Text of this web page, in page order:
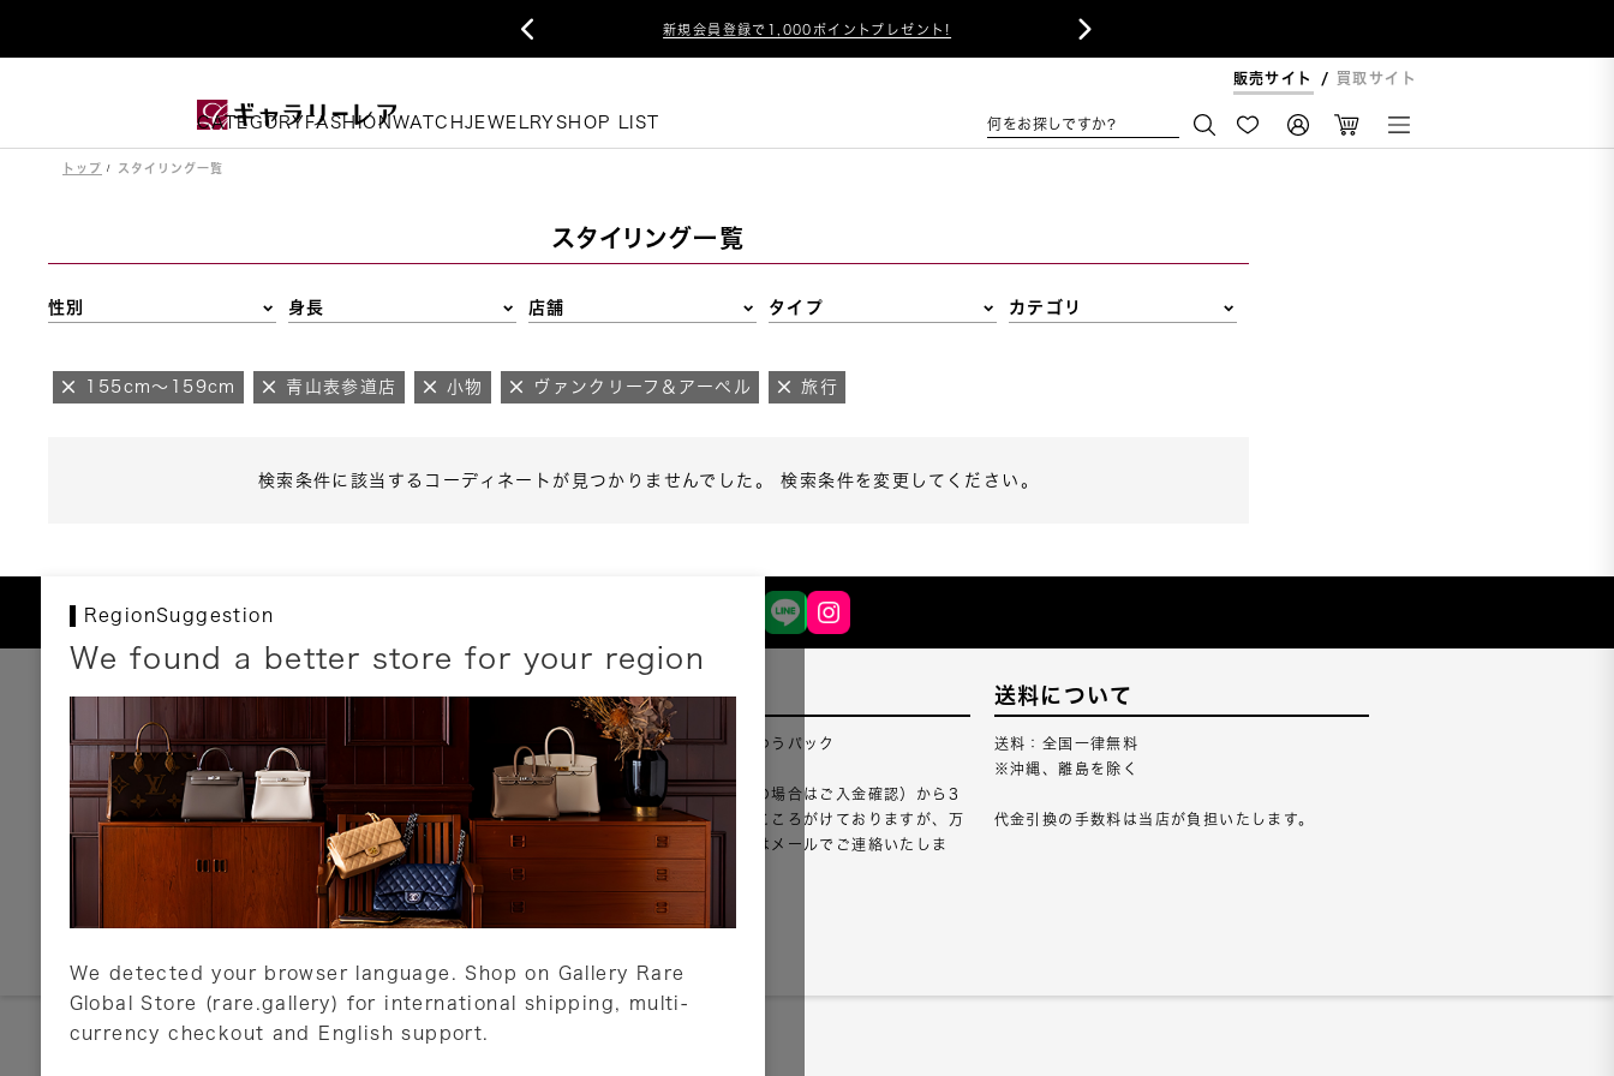
新規会員登録で1,000ポイントプレゼント!
 
販売サイト 買取サイト
CATEGORY FASHIONWATCHJEWELRY SHOP LIST 何をお探しですか?
トップ スタイリング一覧
スタイリング一覧
性別 身長 店舗 タイプ カテゴリ
155cm～159cm 青山表参道店 小物 ヴァンクリーフ＆アーペル 旅行
検索条件に該当するコーディネートが見つかりませんでした。 検索条件を変更してください。
RegionSuggestion
We found a better store for your region
We detected your browser language. Shop on Gallery Rare
Global Store (rare.gallery) for international shipping, multi-
currency checkout and English support.
お支払いについて
以下のお支払方法が利用可能です。
クレジットカード
ショッピングローン
銀行振込・郵便振替
代金引換
Amazon Pay
PayPay
店頭支払い
詳しくはこちら
配送について
配送業者：佐川急便・ゆうパック
ご注文確認（銀行振込の場合はご入金確認）から3
営業日以内のご出荷をこころがけておりますが、万
が一出荷が遅れる場合はメールでご連絡いたしま
詳しくはこちら
送料について
送料：全国一律無料
※沖縄、離島を除く
代金引換の手数料は当店が負担いたします。